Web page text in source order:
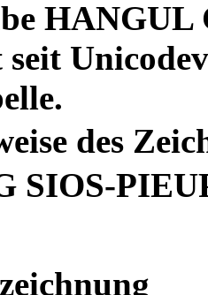
des
SIOS-